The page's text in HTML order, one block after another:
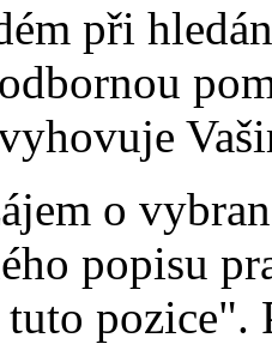
při
o
popisu
tuto pozice".